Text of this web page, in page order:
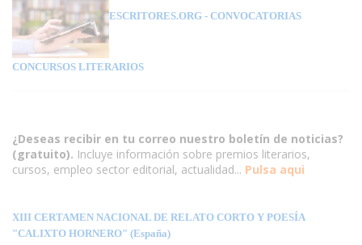
ESCRITORES.ORG - CONVOCATORIAS
CONCURSOS LITERARIOS
¿Deseas recibir en tu correo nuestro boletín de noticias?
(gratuito). Incluye información sobre premios literarios,
cursos, empleo sector editorial, actualidad... Pulsa aqui
XIII CERTAMEN NACIONAL DE RELATO CORTO Y POESÍA
"CALIXTO HORNERO" (España)